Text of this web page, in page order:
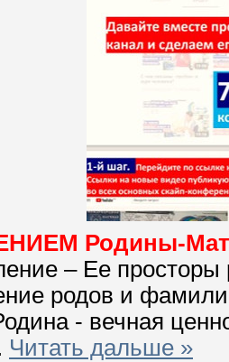
Родины-
– Ее
родов и
- вечная
Читать дальше »